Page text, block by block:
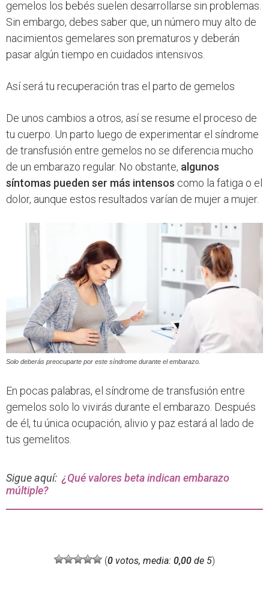
gemelos los bebés suelen desarrollarse sin problemas.
Sin embargo, debes saber que, un número muy alto de
nacimientos gemelares son prematuros y deberán
pasar algún tiempo en cuidados intensivos.
Así será tu recuperación tras el parto de gemelos
De unos cambios a otros, así se resume el proceso de
tu cuerpo. Un parto luego de experimentar el síndrome
de transfusión entre gemelos no se diferencia mucho
de un embarazo regular. No obstante, algunos
síntomas pueden ser más intensos como la fatiga o el
dolor, aunque estos resultados varían de mujer a mujer.
Solo deberás preocuparte por este síndrome durante el embarazo.
En pocas palabras, el síndrome de transfusión entre
gemelos solo lo vivirás durante el embarazo. Después
de él, tu única ocupación, alivio y paz estará al lado de
tus gemelitos.
Sigue aquí: ¿Qué valores beta indican embarazo
múltiple?
(0 votos, media: 0,00 de 5)